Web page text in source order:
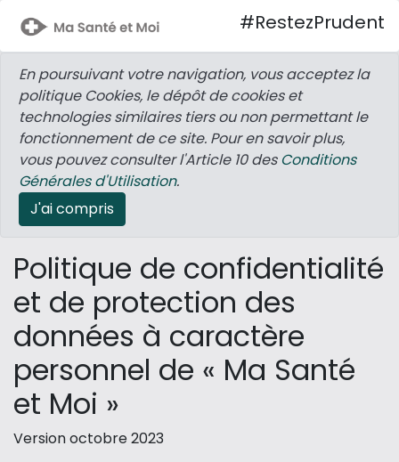
#RestezPrudent
En poursuivant votre navigation, vous acceptez la
politique Cookies, le dépôt de cookies et
technologies similaires tiers ou non permettant le
fonctionnement de ce site. Pour en savoir plus,
vous pouvez consulter l'Article 10 des Conditions
Générales d'Utilisation.
J'ai compris
Politique de confidentialité
et de protection des
données à caractère
personnel de « Ma Santé
et Moi »
Version octobre 2023